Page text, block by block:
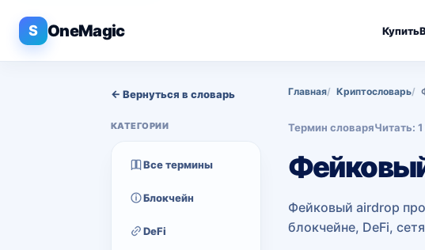
S OneMagic Купить
← Вернуться в словарь
КАТЕГОРИИ
Все термины
Блокчейн
DeFi
Главная Криптословарь
Термин словаряЧитать:
Фейковый airdrop
блокчейне, DeFi,